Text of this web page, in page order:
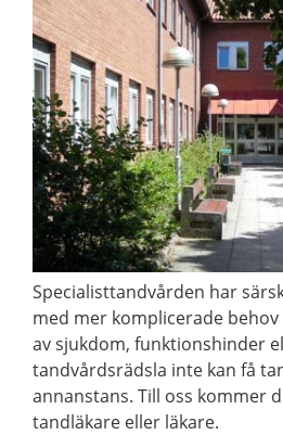
Specialisttandvården har
med mer komplicerade
av sjukdom, funktionshinder
tandvårdsrädsla inte kan få
annanstans. Till oss kommer
tandläkare eller läkare.